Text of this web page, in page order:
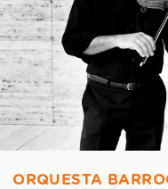
ORQUESTA